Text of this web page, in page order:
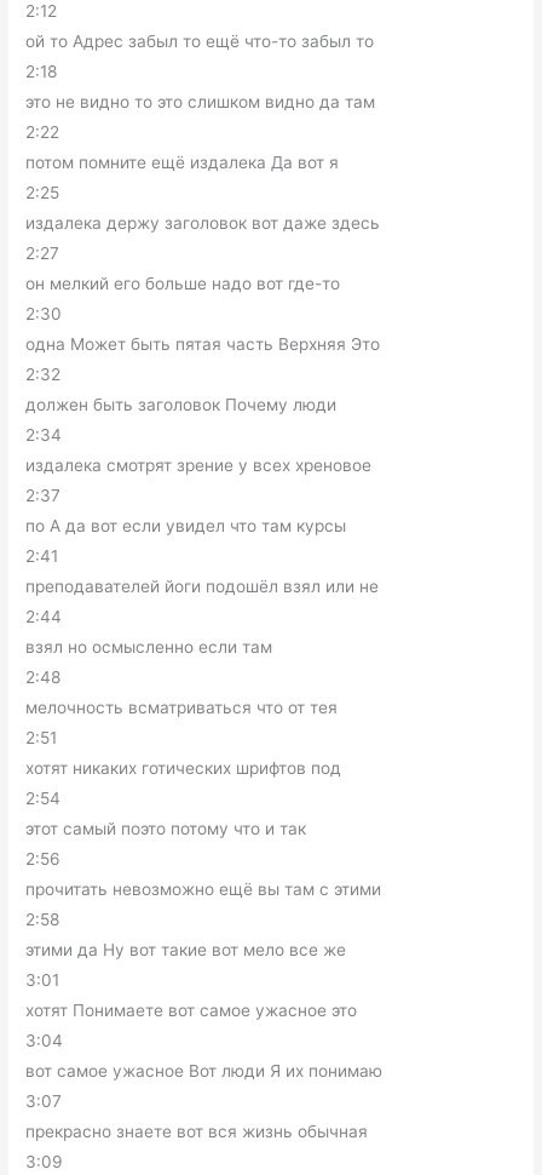
2:12
ой то Адрес забыл то ещё что-то забыл то
2:18
это не видно то это слишком видно да там
2:22
потом помните ещё издалека Да вот я
2:25
издалека держу заголовок вот даже здесь
2:27
он мелкий его больше надо вот где-то
2:30
одна Может быть пятая часть Верхняя Это
2:32
должен быть заголовок Почему люди
2:34
издалека смотрят зрение у всех хреновое
2:37
по А да вот если увидел что там курсы
2:41
преподавателей йоги подошёл взял или не
2:44
взял но осмысленно если там
2:48
мелочность всматриваться что от тея
2:51
хотят никаких готических шрифтов под
2:54
этот самый поэто потому что и так
2:56
прочитать невозможно ещё вы там с этими
2:58
этими да Ну вот такие вот мело все же
3:01
хотят Понимаете вот самое ужасное это
3:04
вот самое ужасное Вот люди Я их понимаю
3:07
прекрасно знаете вот вся жизнь обычная
3:09